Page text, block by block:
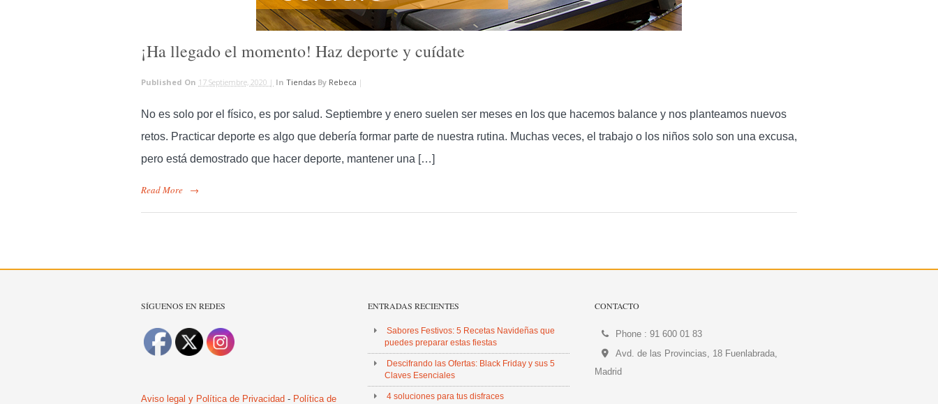
¡Ha llegado el momento! Haz deporte y cuídate
Published On 17 Septiembre, 2020 | In Tiendas By Rebeca |
No es solo por el físico, es por salud. Septiembre y enero suelen ser meses en los que hacemos balance y nos planteamos nuevos
retos. Practicar deporte es algo que debería formar parte de nuestra rutina. Muchas veces, el trabajo o los niños solo son una excusa,
pero está demostrado que hacer deporte, mantener una […]
Read More →
SÍGUENOS EN REDES
Aviso legal y Política de Privacidad - Política de
ENTRADAS RECIENTES
Sabores Festivos: 5 Recetas Navideñas que
puedes preparar estas fiestas
Descifrando las Ofertas: Black Friday y sus 5
Claves Esenciales
4 soluciones para tus disfraces
CONTACTO
Phone : 91 600 01 83
Avd. de las Provincias, 18 Fuenlabrada,
Madrid